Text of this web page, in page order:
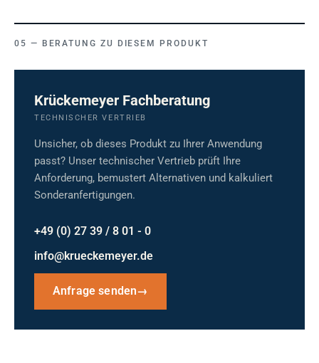
BERATUNG ZU DIESEM PRODUKT
Krückemeyer Fachberatung
TECHNISCHER VERTRIEB
Unsicher, ob dieses Produkt zu Ihrer Anwendung
passt? Unser technischer Vertrieb prüft Ihre
Anforderung, bemustert Alternativen und kalkuliert
Sonderanfertigungen.
+49 (0) 27 39 / 8 01 - 0
info@krueckemeyer.de
Anfrage senden→